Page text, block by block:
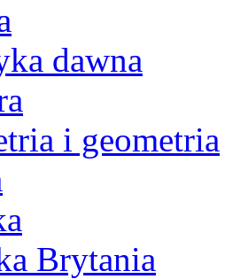
dawna
i geometria
Brytania